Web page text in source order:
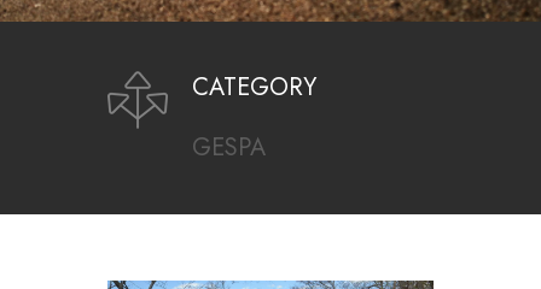
CATEGORY
GESPA